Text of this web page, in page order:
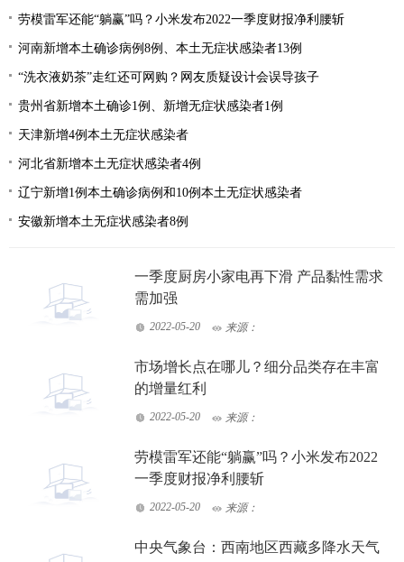
劳模雷军还能“躺赢”吗？小米发布2022一季度财报净利腰斩
河南新增本土确诊病例8例、本土无症状感染者13例
“洗衣液奶茶”走红还可网购？网友质疑设计会误导孩子
贵州省新增本土确诊1例、新增无症状感染者1例
天津新增4例本土无症状感染者
河北省新增本土无症状感染者4例
辽宁新增1例本土确诊病例和10例本土无症状感染者
安徽新增本土无症状感染者8例
一季度厨房小家电再下滑 产品黏性需求
需加强
2022-05-20 来源：
市场增长点在哪儿？细分品类存在丰富
的增量红利
2022-05-20 来源：
劳模雷军还能“躺赢”吗？小米发布2022
一季度财报净利腰斩
2022-05-20 来源：
中央气象台：西南地区西藏多降水天气